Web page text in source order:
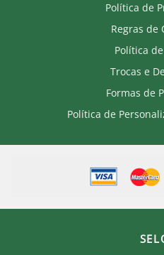
Lavar com água fria.
Não utilizar amaciante.
Lavar e passar do lado
Passar em temperatura
Produto Oficial Licenciado
Ao comprar um produto
Política de
Regras de
Política
Trocas e
Formas de
Política de